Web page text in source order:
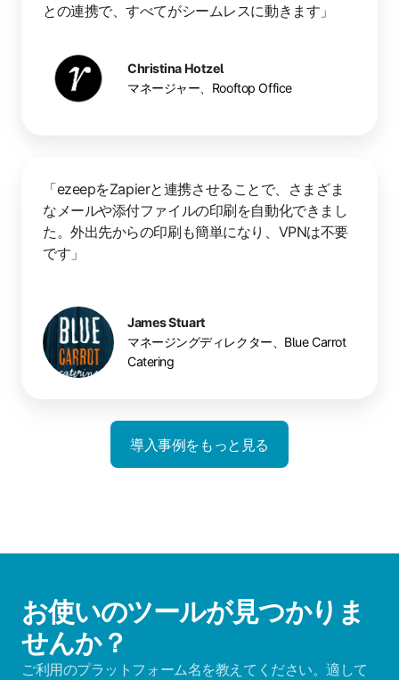
との連携で、すべてがシームレスに動きます」
Christina Hotzel
マネージャー、Rooftop Office
「ezeepをZapierと連携させることで、さまざま
なメールや添付ファイルの印刷を自動化できまし
た。外出先からの印刷も簡単になり、VPNは不要
です」
James Stuart
マネージングディレクター、Blue Carrot
Catering
導入事例をもっと見る
お使いのツールが見つかりま
せんか？
ご利用のプラットフォーム名を教えてください。適して